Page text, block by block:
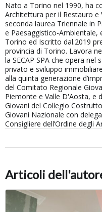
Nato a Torino nel 1990, ha
Architettura per il Restauro
seconda laurea Triennale in
e Paesaggistico-Ambientale,
Torino ed Iscritto dal.2019
provincia di Torino. Lavora
la SECAP SPA che opera
privato e sviluppo
alla quinta generazione
del Comitato Regionale
Piemonte e Valle D'Aosta, e
Giovani del Collegio
Giovani Nazionale con
Consigliere dell’Ordine degli
Articoli